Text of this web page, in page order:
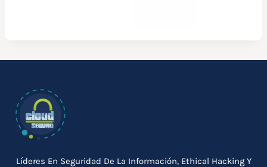
Líderes En Seguridad De La Información, Ethical Hacking Y